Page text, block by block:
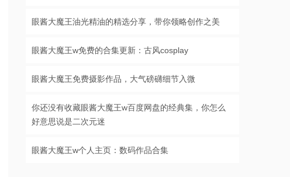
眼酱大魔王油光精油的精选分享，带你领略创作之美
眼酱大魔王w免费的合集更新：古风cosplay
眼酱大魔王免费摄影作品，大气磅礴细节入微
你还没有收藏眼酱大魔王w百度网盘的经典集，你怎么
好意思说是二次元迷
眼酱大魔王w个人主页：数码作品合集